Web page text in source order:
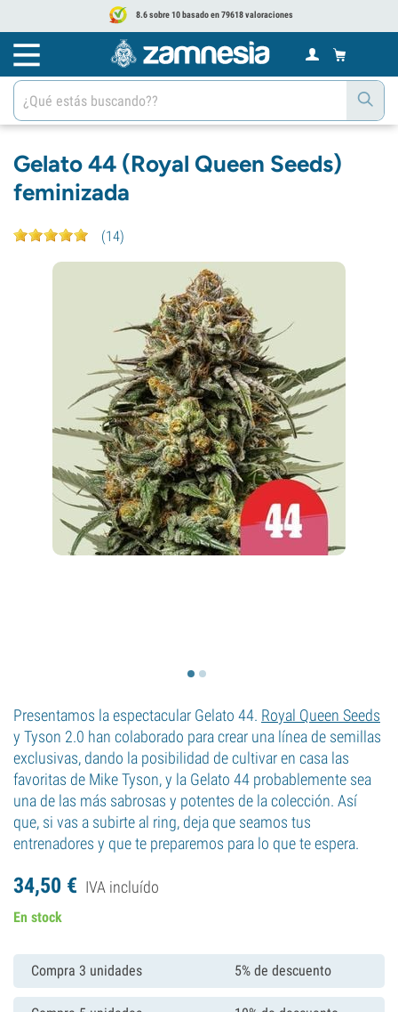
8.6 sobre 10 basado en 79618 valoraciones
Gelato 44 (Royal Queen Seeds)
feminizada
(14)
Presentamos la espectacular Gelato 44. Royal Queen Seeds
y Tyson 2.0 han colaborado para crear una línea de semillas
exclusivas, dando la posibilidad de cultivar en casa las
favoritas de Mike Tyson, y la Gelato 44 probablemente sea
una de las más sabrosas y potentes de la colección. Así
que, si vas a subirte al ring, deja que seamos tus
entrenadores y que te preparemos para lo que te espera.
34,50 € IVA incluído
En stock
Compra 3 unidades 5% de descuento